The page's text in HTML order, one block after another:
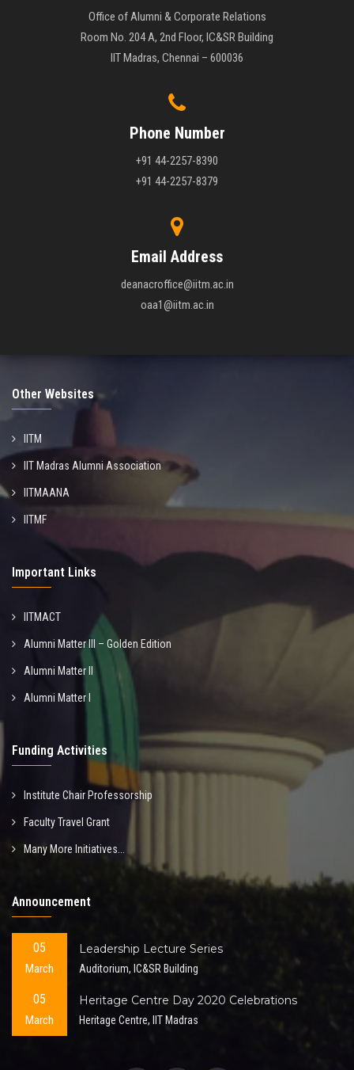
Office of Alumni & Corporate Relations
Room No. 204 A, 2nd Floor, IC&SR Building
IIT Madras, Chennai – 600036
Phone Number
+91 44-2257-8390
+91 44-2257-8379
Email Address
deanacroffice@iitm.ac.in
oaa1@iitm.ac.in
Other Websites
IITM
IIT Madras Alumni Association
IITMAANA
IITMF
Important Links
IITMACT
Alumni Matter III – Golden Edition
Alumni Matter II
Alumni Matter I
Funding Activities
Institute Chair Professorship
Faculty Travel Grant
Many More Initiatives...
Announcement
05
March
Leadership Lecture Series
Auditorium, IC&SR Building
05
March
Heritage Centre Day 2020 Celebrations
Heritage Centre, IIT Madras